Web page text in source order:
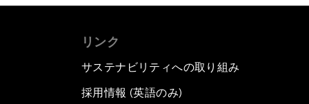
リンク
サステナビリティへの取り組み
採用情報 (英語のみ)